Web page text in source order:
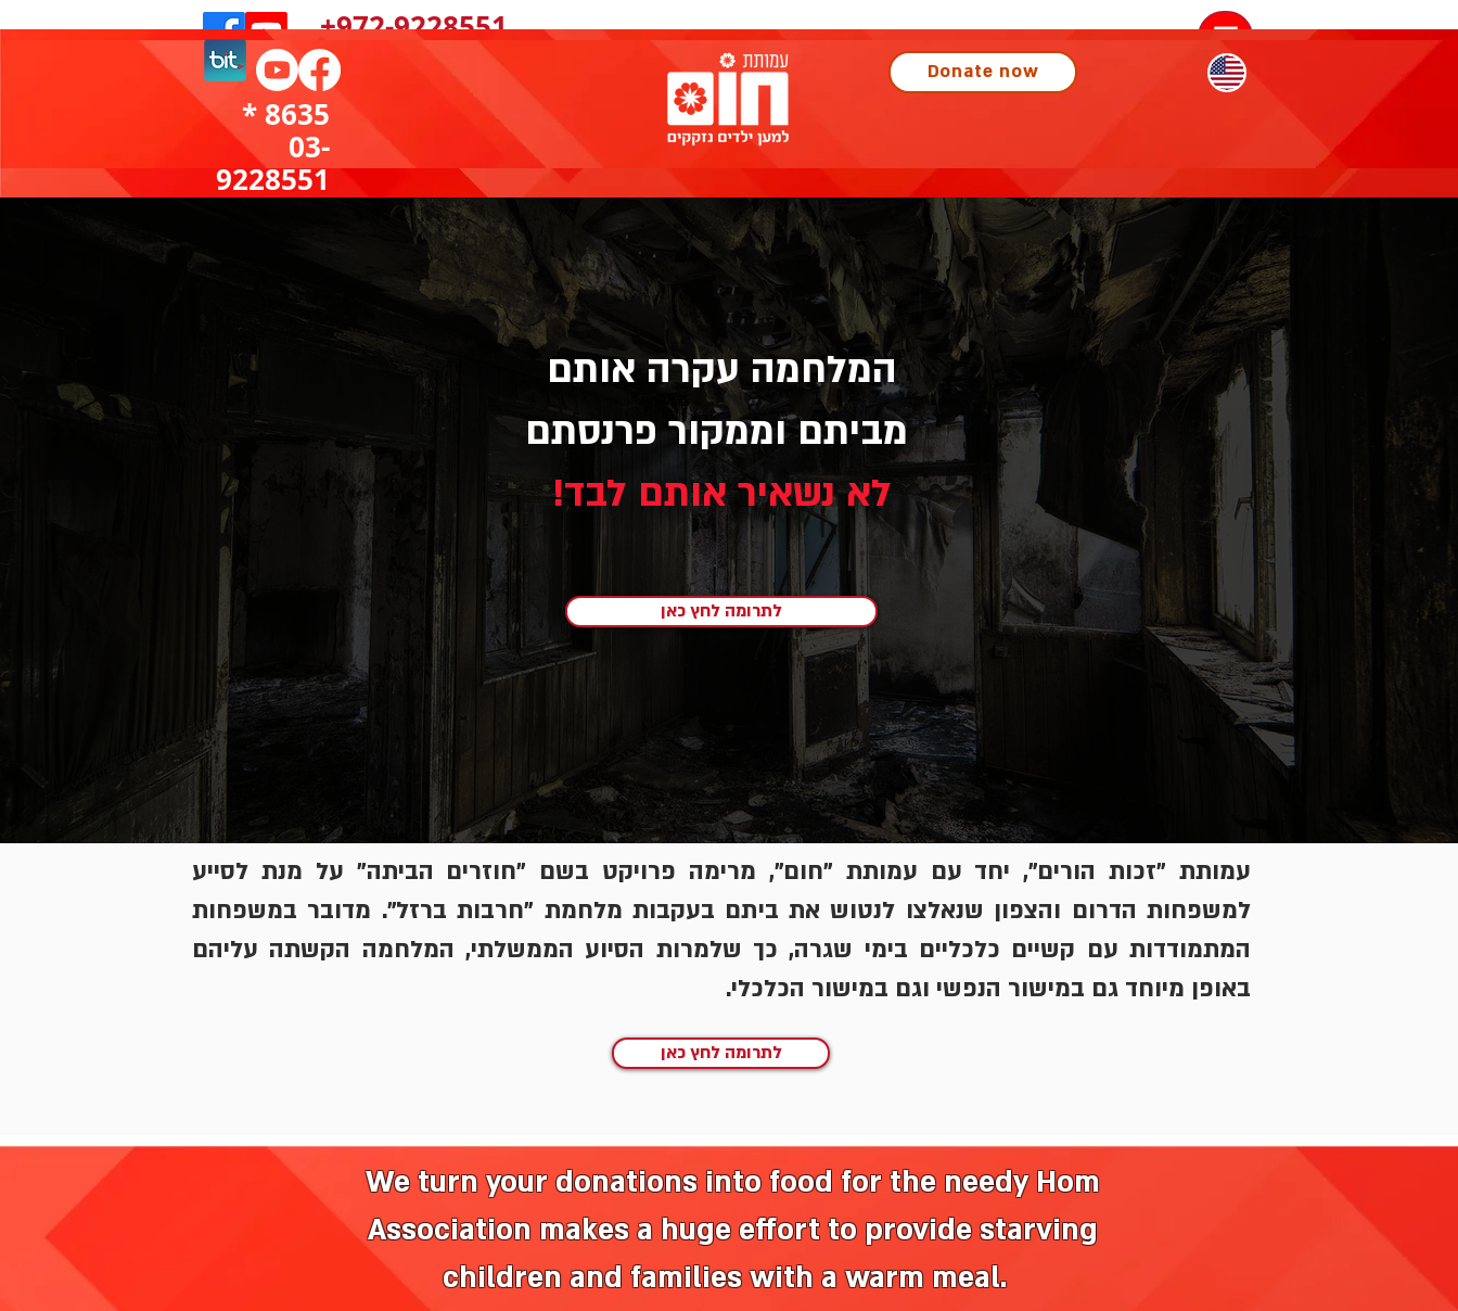
972-9228551+
Donate now menu
Menu
Donate now
8635 *
03-
9228551
לתרומה לחץ כאן
המלחמה עקרה אותם
מביתם וממקור פרנסתם
לא נשאיר אותם לבד!
לתרומה לחץ כאן
עמותת "זכות הורים", יחד עם עמותת "חום", מרימה פרויקט בשם "חוזרים הביתה" על מנת לסייע
למשפחות הדרום והצפון שנאלצו לנטוש את ביתם בעקבות מלחמת "חרבות ברזל". מדובר במשפחות
המתמודדות עם קשיים כלכליים בימי שגרה, כך שלמרות הסיוע הממשלתי, המלחמה הקשתה עליהם
באופן מיוחד גם במישור הנפשי וגם במישור הכלכלי.
We turn your donations into food for the needy​Hom
Association makes a hugeeffort to provide starving
children and families with a warm meal.